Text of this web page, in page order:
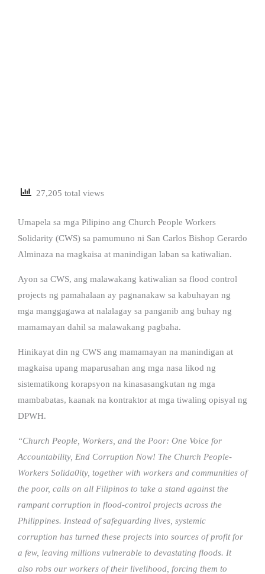
27,205 total views
Umapela sa mga Pilipino ang Church People Workers
Solidarity (CWS) sa pamumuno ni San Carlos Bishop Gerardo
Alminaza na magkaisa at manindigan laban sa katiwalian.
Ayon sa CWS, ang malawakang katiwalian sa flood control
projects ng pamahalaan ay pagnanakaw sa kabuhayan ng
mga manggagawa at nalalagay sa panganib ang buhay ng
mamamayan dahil sa malawakang pagbaha.
Hinikayat din ng CWS ang mamamayan na manindigan at
magkaisa upang maparusahan ang mga nasa likod ng
sistematikong korapsyon na kinasasangkutan ng mga
mambabatas, kaanak na kontraktor at mga tiwaling opisyal ng
DPWH.
“Church People, Workers, and the Poor: One Voice for
Accountability, End Corruption Now! The Church People-
Workers Solida0ity, together with workers and communities of
the poor, calls on all Filipinos to take a stand against the
rampant corruption in flood-control projects across the
Philippines. Instead of safeguarding lives, systemic
corruption has turned these projects into sources of profit for
a few, leaving millions vulnerable to devastating floods. It
also robs our workers of their livelihood, forcing them to